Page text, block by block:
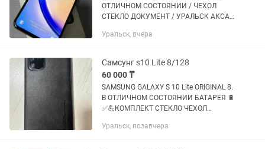
ОТЛИЧНОМ СОСТОЯНИИ / ЧЕХОЛ
СТЕКЛО ДОКУМЕНТ / УРАЛЬСК АКСАЙ
Уральск, вчера
Самсунг s10 Lite 8/128
60 000 ₸
SAMSUNG GALAXY S 10 Lite ORIGINAL 8.
В ОТЛИЧНОМ СОСТОЯНИИ БАТАРЕЯ 🔋
✅💪КОМПЛЕКТ СТЕКЛО ЧЕХОЛ
ДОСТАВКА ГАРАНТИЯ
Уральск, позавчера